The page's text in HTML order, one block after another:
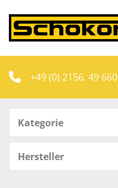
+49 (0) 2156. 49 660
Kategorie
Hersteller